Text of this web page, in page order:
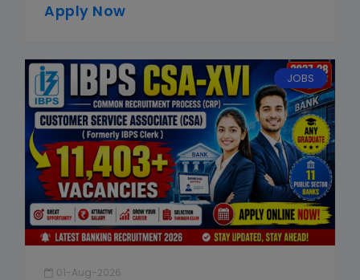
Apply Now
JOBS
01-Aug-2026